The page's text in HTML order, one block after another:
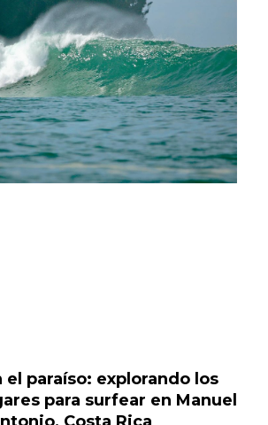
el paraíso: explorando los
para surfear en Manuel